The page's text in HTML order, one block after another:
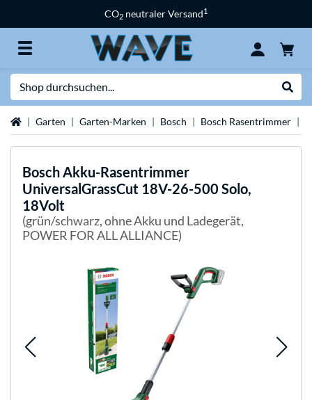
CO2 neutraler Versand1
StartseiteGarten Garten-Marken Bosch Bosch Rasentrimmer
BoschAkku-Rasentrimmer
UniversalGrassCut 18V-26-500 Solo,
18Volt
(grün/schwarz, ohne Akku und Ladegerät,
POWER FOR ALL ALLIANCE)